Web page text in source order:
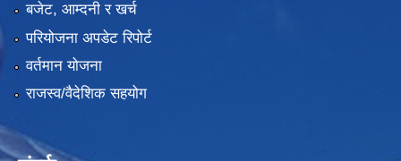
बजेट, आम्दनी र खर्च
परियोजना अपडेट रिपोर्ट
वर्तमान योजना
राजस्व/वैदेशिक सहयोग